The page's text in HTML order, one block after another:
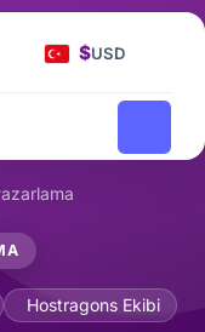
$USD
Hostragons Ekibi